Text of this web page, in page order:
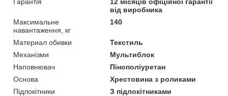
від виробника
Максимальне
навантаження, кг
140
Материал обивки
Текстиль
Механізми
Мультиблок
Наповнювач
Пінополіуретан
Основа
Хрестовина з роликами
Підлокітники
З підлокітниками